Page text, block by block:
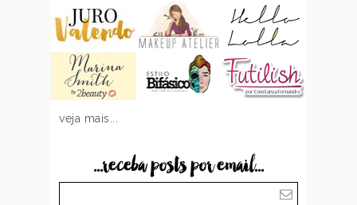
veja mais...
...receba posts por email...